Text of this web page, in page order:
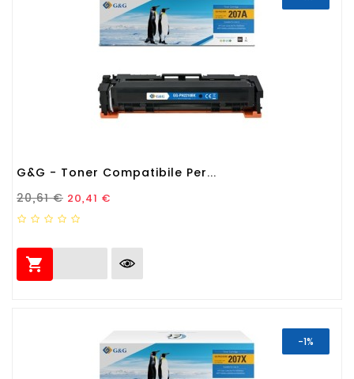
G&G - Toner Compatibile Per...
Prezzo Standard
20,61 € Prezzo
20,41 €

-1%